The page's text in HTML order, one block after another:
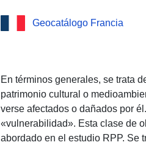
Geocatálogo Francia
En términos generales, se trata
patrimonio cultural o
verse afectados o dañados por
«vulnerabilidad». Esta clase de
abordado en el estudio RPP. Se